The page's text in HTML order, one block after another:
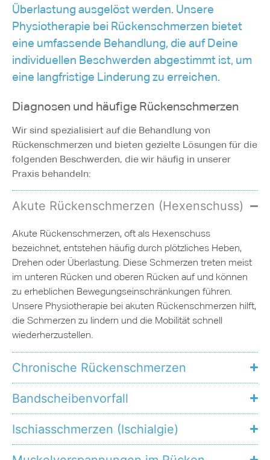
Überlastung ausgelöst werden. Unsere
Physiotherapie bei Rückenschmerzen bietet
eine umfassende Behandlung, die auf Deine
individuellen Beschwerden abgestimmt ist, um
eine langfristige Linderung zu erreichen.
Diagnosen und häufige Rückenschmerzen
Wir sind spezialisiert auf die Behandlung von
Rückenschmerzen und bieten gezielte Lösungen für die
folgenden Beschwerden, die wir häufig in unserer
Praxis behandeln:
Akute Rückenschmerzen (Hexenschuss)
Akute Rückenschmerzen, oft als Hexenschuss
bezeichnet, entstehen häufig durch plötzliches Heben,
Drehen oder Überlastung. Diese Schmerzen treten meist
im unteren Rücken und oberen Rücken auf und können
zu erheblichen Bewegungseinschränkungen führen.
Unsere Physiotherapie bei akuten Rückenschmerzen hilft,
die Schmerzen zu lindern und die Mobilität schnell
wiederherzustellen.
Chronische Rückenschmerzen
Bandscheibenvorfall
Ischiasschmerzen (Ischialgie)